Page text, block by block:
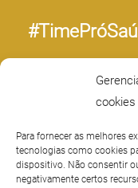
cookies
Para fornecer as melhores
tecnologias como cookies
dispositivo. Não consentir
negativamente certos
Programa de
Trainee Executivo
Fornecedores
Médicos
Privacidade